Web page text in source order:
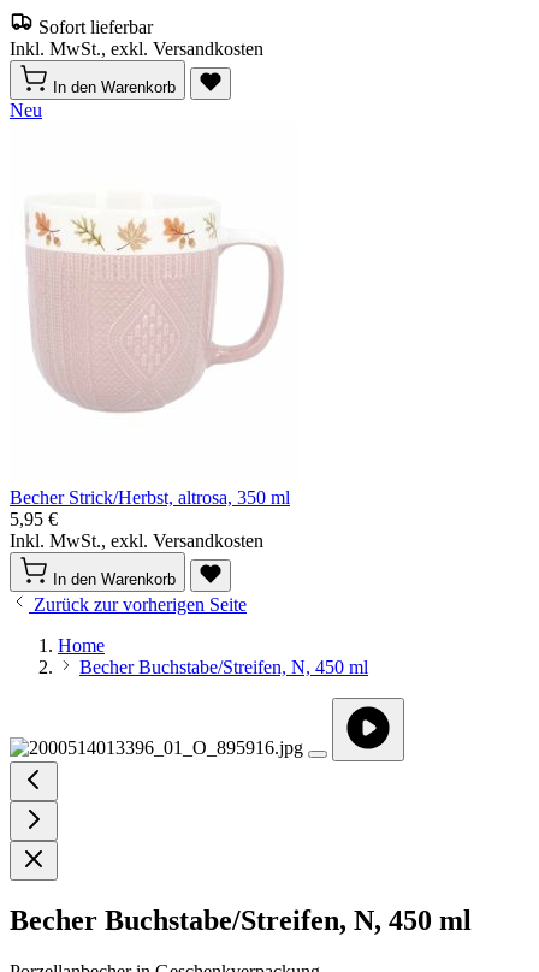
Sofort lieferbar
Inkl. MwSt., exkl. Versandkosten
In den Warenkorb
Neu
Becher Strick/Herbst, altrosa, 350 ml
5,95 €
Inkl. MwSt., exkl. Versandkosten
In den Warenkorb
Zurück zur vorherigen Seite
Home
Becher Buchstabe/Streifen, N, 450 ml
Becher Buchstabe/Streifen, N, 450 ml